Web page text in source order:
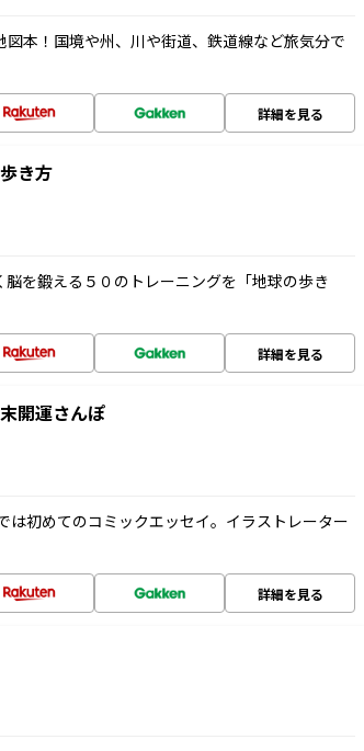
本！国境や州、川や街道、鉄道線など旅気分で
詳細を見る
き方
を鍛える５０のトレーニングを「地球の歩き
詳細を見る
開運さんぽ
は初めてのコミックエッセイ。イラストレーター
詳細を見る